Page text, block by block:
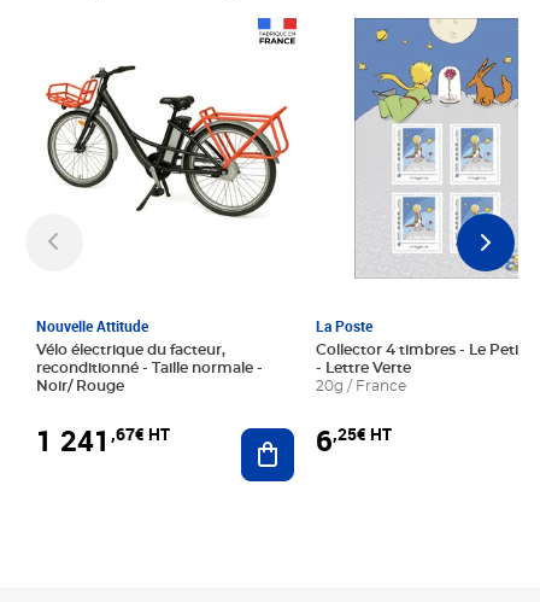
Nouvelle Attitude
Vélo électrique du facteur,
reconditionné - Taille normale -
Noir/ Rouge
1 241 ,67€ HT Ajouter au panier
La Poste
Collector 4 timbres - Le Petit
- Lettre Verte
20g / France
6,25€ HT
Prix 6,25€ HT